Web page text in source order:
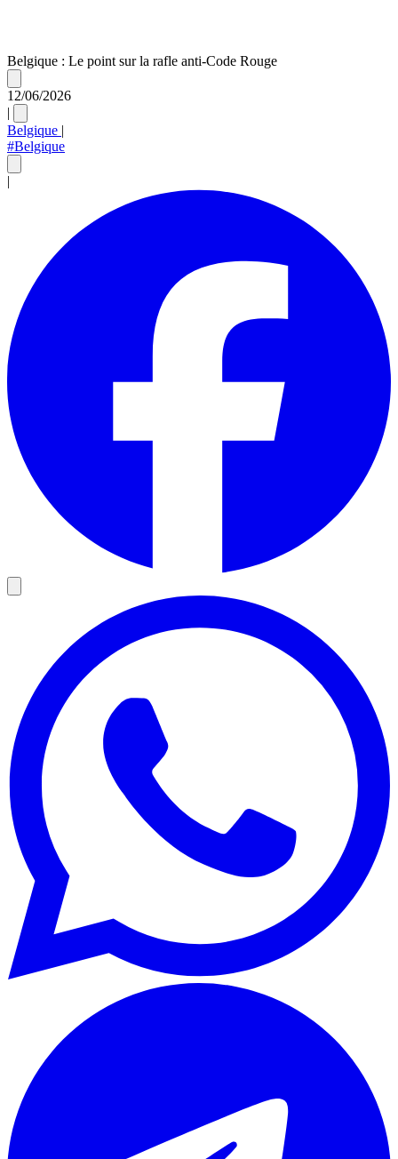
Belgique : Le point sur la rafle anti-Code Rouge
12/06/2026
|
Belgique |
#Belgique
|